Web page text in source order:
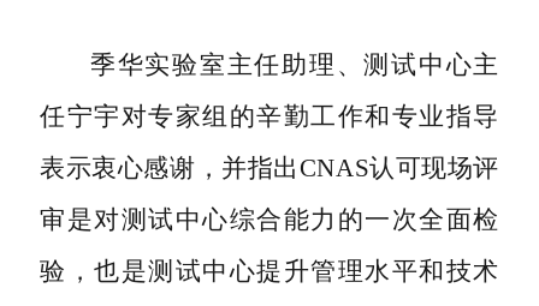
季华实验室主任助理、测试中心主
任宁宇对专家组的辛勤工作和专业指导
表示衷心感谢，并指出CNAS认可现场评
审是对测试中心综合能力的一次全面检
验，也是测试中心提升管理水平和技术